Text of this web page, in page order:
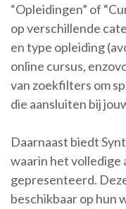
“Opleidingen” of
op verschillende
en type opleiding
online cursus,
van zoekfilters om
die aansluiten bij
Daarnaast biedt
waarin het volledige
gepresenteerd.
beschikbaar op hun